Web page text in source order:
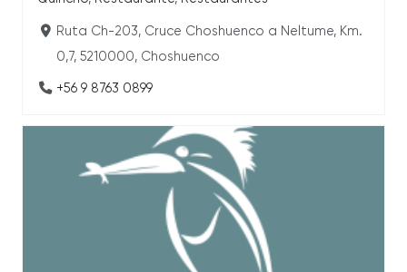
Ruta Ch-203, Cruce Choshuenco a Neltume, Km.
0,7, 5210000, Choshuenco
+56 9 8763 0899